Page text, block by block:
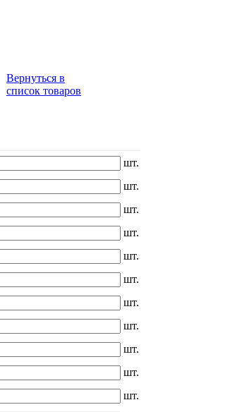
Вернуться в
список товаров
шт.
шт.
шт.
шт.
шт.
шт.
шт.
шт.
шт.
шт.
шт.